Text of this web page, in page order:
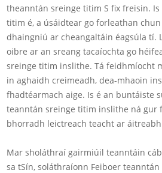
theanntán sreinge titim S fix freisin.
titim é, a úsáidtear go forleathan
dhaingniú ar cheangaltáin éagsúla tí.
oibre ar an sreang tacaíochta go
sreinge titim inslithe. Tá feidhmíocht
in aghaidh creimeadh, dea-mhaoin
fhadtéarmach aige. Is é an buntáiste
teanntán sreinge titim inslithe ná gur
bhorradh leictreach teacht ar
Mar sholáthraí gairmiúil teanntáin
sa tSín, soláthraíonn Feiboer